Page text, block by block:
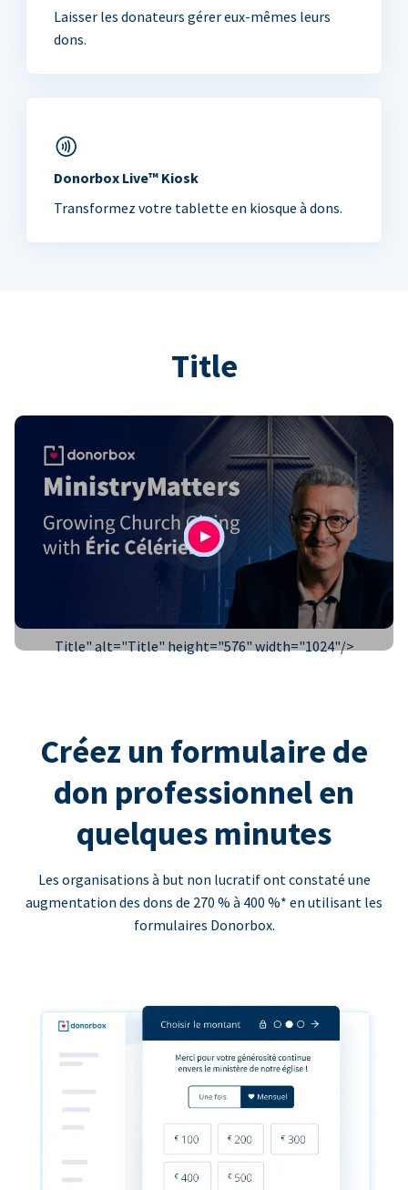
Laisser les donateurs gérer eux-mêmes leurs
dons.
Donorbox Live™ Kiosk
Transformez votre tablette en kiosque à dons.
Title
Title" alt="Title" height="576" width="1024"/>
Créez un formulaire de
don professionnel en
quelques minutes
Les organisations à but non lucratif ont constaté une
augmentation des dons de 270 % à 400 %* en utilisant les
formulaires Donorbox.